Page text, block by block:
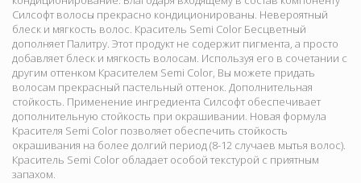
Силсофт волосы прекрасно кондиционированы. Невероятный
блеск и мягкость волос. Краситель Semi Color Бесцветный
дополняет Палитру. Этот продукт не содержит пигмента, а просто
добавляет блеск и мягкость волосам. Используя его в сочетании с
другим оттенком Красителем Semi Color, Вы можете придать
волосам прекрасный пастельный оттенок. Дополнительная
стойкость. Применение ингредиента Силсофт обеспечивает
дополнительную стойкость при окрашивании. Новая формула
Красителя Semi Color позволяет обеспечить стойкость
окрашивания на более долгий период (8-12 случаев мытья волос).
Краситель Semi Color обладает особой текстурой с приятным
запахом.